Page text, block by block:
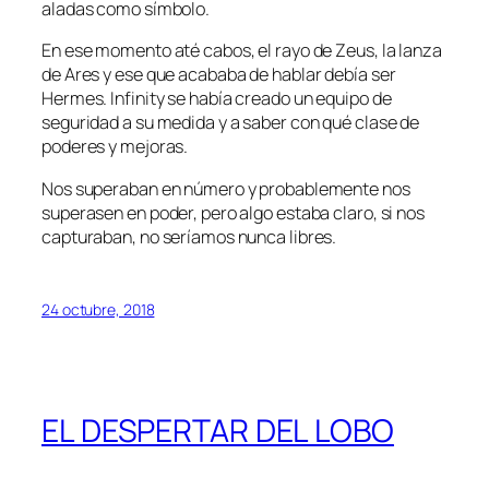
aladas como símbolo.
En ese momento até cabos, el rayo de Zeus, la lanza
de Ares y ese que acababa de hablar debía ser
Hermes. Infinity se había creado un equipo de
seguridad a su medida y a saber con qué clase de
poderes y mejoras.
Nos superaban en número y probablemente nos
superasen en poder, pero algo estaba claro, si nos
capturaban, no seríamos nunca libres.
24 octubre, 2018
EL DESPERTAR DEL LOBO